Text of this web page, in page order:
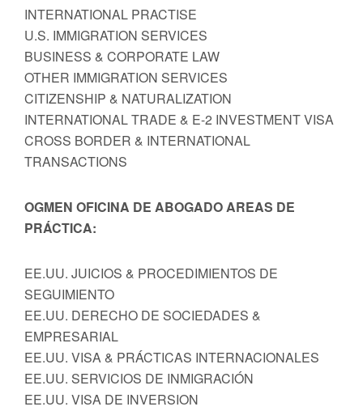
INTERNATIONAL PRACTISE
U.S. IMMIGRATION SERVICES
BUSINESS & CORPORATE LAW
OTHER IMMIGRATION SERVICES
CITIZENSHIP & NATURALIZATION
INTERNATIONAL TRADE & E-2 INVESTMENT VISA
CROSS BORDER & INTERNATIONAL
TRANSACTIONS
OGMEN OFICINA DE ABOGADO AREAS DE
PRÁCTICA:
EE.UU. JUICIOS & PROCEDIMIENTOS DE
SEGUIMIENTO
EE.UU. DERECHO DE SOCIEDADES &
EMPRESARIAL
EE.UU. VISA & PRÁCTICAS INTERNACIONALES
EE.UU. SERVICIOS DE INMIGRACIÓN
EE.UU. VISA DE INVERSION